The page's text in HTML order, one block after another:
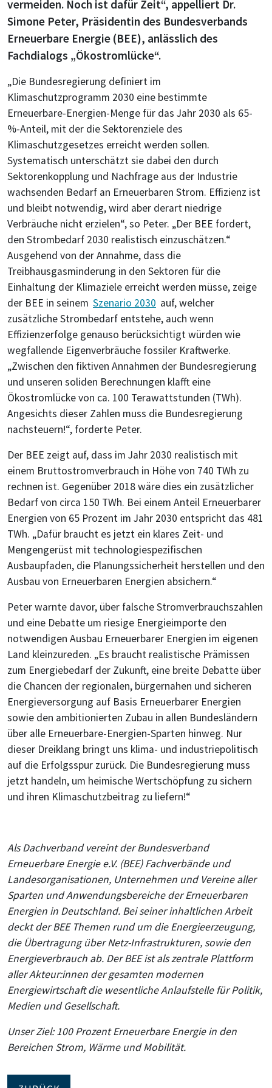
vermeiden. Noch ist dafür Zeit“, appelliert Dr.
Simone Peter, Präsidentin des Bundesverbands
Erneuerbare Energie (BEE), anlässlich des
Fachdialogs „Ökostromlücke“.
„Die Bundesregierung definiert im
Klimaschutzprogramm 2030 eine bestimmte
Erneuerbare-Energien-Menge für das Jahr 2030 als 65-
%-Anteil, mit der die Sektorenziele des
Klimaschutzgesetzes erreicht werden sollen.
Systematisch unterschätzt sie dabei den durch
Sektorenkopplung und Nachfrage aus der Industrie
wachsenden Bedarf an Erneuerbaren Strom. Effizienz ist
und bleibt notwendig, wird aber derart niedrige
Verbräuche nicht erzielen“, so Peter. „Der BEE fordert,
den Strombedarf 2030 realistisch einzuschätzen.“
Ausgehend von der Annahme, dass die
Treibhausgasminderung in den Sektoren für die
Einhaltung der Klimaziele erreicht werden müsse, zeige
der BEE in seinem Szenario 2030 auf, welcher
zusätzliche Strombedarf entstehe, auch wenn
Effizienzerfolge genauso berücksichtigt würden wie
wegfallende Eigenverbräuche fossiler Kraftwerke.
„Zwischen den fiktiven Annahmen der Bundesregierung
und unseren soliden Berechnungen klafft eine
Ökostromlücke von ca. 100 Terawattstunden (TWh).
Angesichts dieser Zahlen muss die Bundesregierung
nachsteuern!“, forderte Peter.
Der BEE zeigt auf, dass im Jahr 2030 realistisch mit
einem Bruttostromverbrauch in Höhe von 740 TWh zu
rechnen ist. Gegenüber 2018 wäre dies ein zusätzlicher
Bedarf von circa 150 TWh. Bei einem Anteil Erneuerbarer
Energien von 65 Prozent im Jahr 2030 entspricht das 481
TWh. „Dafür braucht es jetzt ein klares Zeit- und
Mengengerüst mit technologiespezifischen
Ausbaupfaden, die Planungssicherheit herstellen und den
Ausbau von Erneuerbaren Energien absichern.“
Peter warnte davor, über falsche Stromverbrauchszahlen
und eine Debatte um riesige Energieimporte den
notwendigen Ausbau Erneuerbarer Energien im eigenen
Land kleinzureden. „Es braucht realistische Prämissen
zum Energiebedarf der Zukunft, eine breite Debatte über
die Chancen der regionalen, bürgernahen und sicheren
Energieversorgung auf Basis Erneuerbarer Energien
sowie den ambitionierten Zubau in allen Bundesländern
über alle Erneuerbare-Energien-Sparten hinweg. Nur
dieser Dreiklang bringt uns klima- und industriepolitisch
auf die Erfolgsspur zurück. Die Bundesregierung muss
jetzt handeln, um heimische Wertschöpfung zu sichern
und ihren Klimaschutzbeitrag zu liefern!“
Als Dachverband vereint der Bundesverband
Erneuerbare Energie e.V. (BEE) Fachverbände und
Landesorganisationen, Unternehmen und Vereine aller
Sparten und Anwendungsbereiche der Erneuerbaren
Energien in Deutschland. Bei seiner inhaltlichen Arbeit
deckt der BEE Themen rund um die Energieerzeugung,
die Übertragung über Netz-Infrastrukturen, sowie den
Energieverbrauch ab. Der BEE ist als zentrale Plattform
aller Akteur:innen der gesamten modernen
Energiewirtschaft die wesentliche Anlaufstelle für Politik,
Medien und Gesellschaft.
Unser Ziel: 100 Prozent Erneuerbare Energie in den
Bereichen Strom, Wärme und Mobilität.